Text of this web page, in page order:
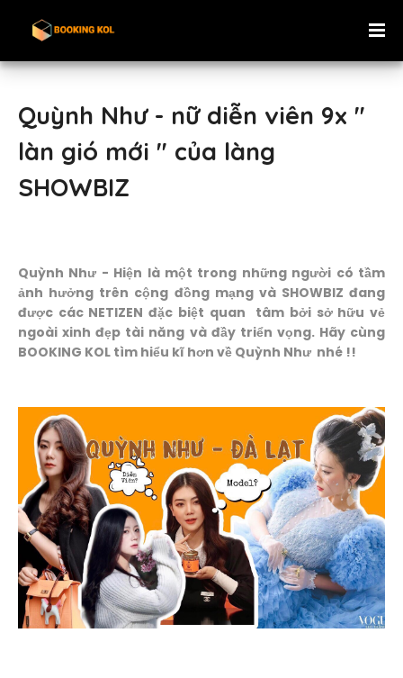
Quỳnh Như - nữ diễn viên 9x "
làn gió mới " của làng
SHOWBIZ
Quỳnh Như - Hiện là một trong những người có tầm
ảnh hưởng trên cộng đồng mạng và SHOWBIZ đang
được các NETIZEN đặc biệt quan tâm bởi sở hữu vẻ
ngoài xinh đẹp tài năng và đầy triển vọng. Hãy cùng
BOOKING KOL tìm hiểu kĩ hơn về Quỳnh Như nhé !!